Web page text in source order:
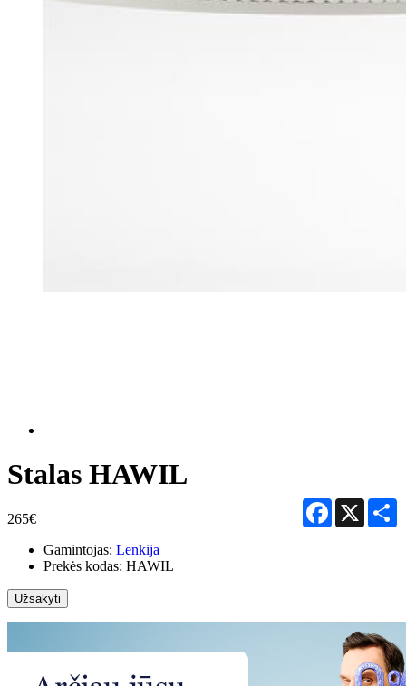
Stalas HAWIL
265€
Facebook
X
Gamintojas: Lenkija
Prekės kodas: HAWIL
Užsakyti